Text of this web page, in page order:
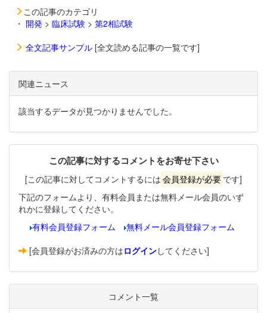
この記事のカテゴリ
・ 開発 > 臨床試験 > 第2相試験
全文記事サンプル [全文読める記事の一覧です]
関連ニュース
該当するデータが見つかりませんでした。
この記事に対するコメントをお寄せ下さい
[この記事に対してコメントするには 会員登録が必要 です]
下記のフォームより、有料会員または無料メール会員のいず
れかに登録してください。
有料会員登録フォーム
無料メール会員登録フォーム
[会員登録がお済みの方はログインしてください]
コメント一覧